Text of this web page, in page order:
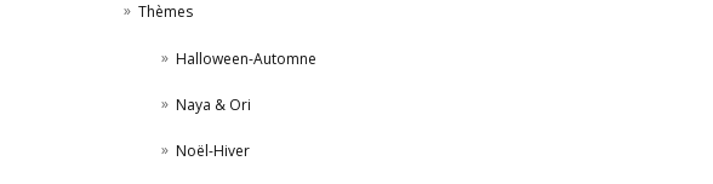
Thèmes
Halloween-Automne
Naya & Ori
Noël-Hiver